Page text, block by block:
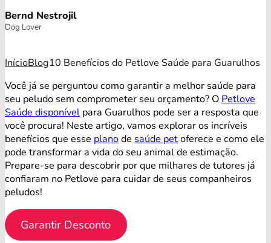
Bernd Nestrojil
Dog Lover
InícioBlog10 Benefícios do Petlove Saúde para Guarulhos
Você já se perguntou como garantir a melhor saúde para
seu peludo sem comprometer seu orçamento? O Petlove
Saúde disponível para Guarulhos pode ser a resposta que
você procura! Neste artigo, vamos explorar os incríveis
benefícios que esse planode saúde petoferece e como ele
pode transformar a vida do seu animal de estimação.
Prepare-se para descobrir por que milhares de tutores já
confiaram no Petlove para cuidar de seus companheiros
peludos!
Garantir Desconto